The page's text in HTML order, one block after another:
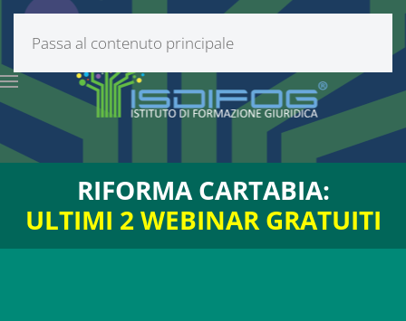
Passa al contenuto principale
RIFORMA CARTABIA:
ULTIMI 2 WEBINAR GRATUITI